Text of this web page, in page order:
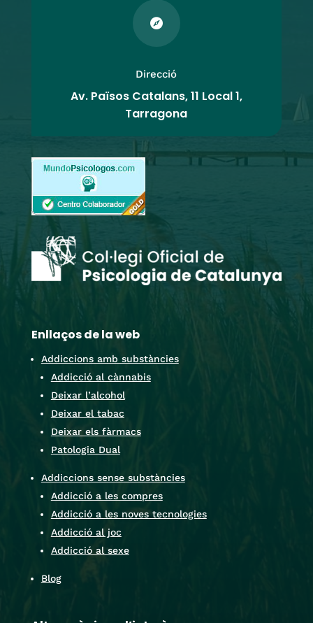

Direcció
Av. Països Catalans, 11 Local 1,
Tarragona
Enllaços de la web
Addiccions amb substàncies
Addicció al cànnabis
Deixar l’alcohol
Deixar el tabac
Deixar els fàrmacs
Patologia Dual
Addiccions sense substàncies
Addicció a les compres
Addicció a les noves tecnologies
Addicció al joc
Addicció al sexe
Blog